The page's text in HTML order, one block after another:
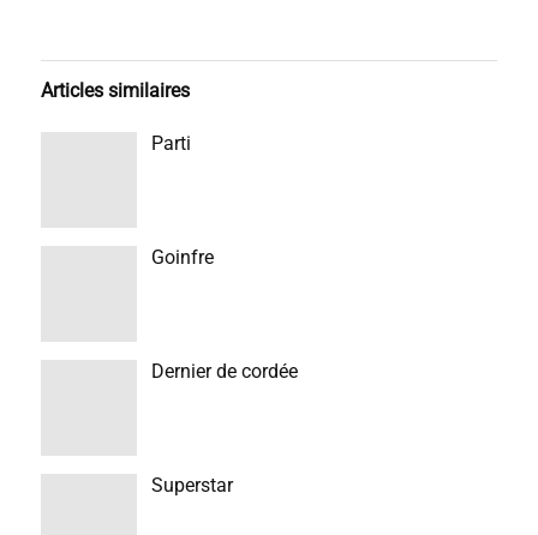
Articles similaires
Parti
Goinfre
Dernier de cordée
Superstar